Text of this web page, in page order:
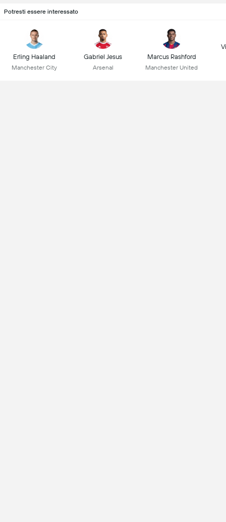
Potresti essere interessato
Erling Haaland
Manchester City
Gabriel Jesus
Arsenal
Marcus Rashford
Manchester United